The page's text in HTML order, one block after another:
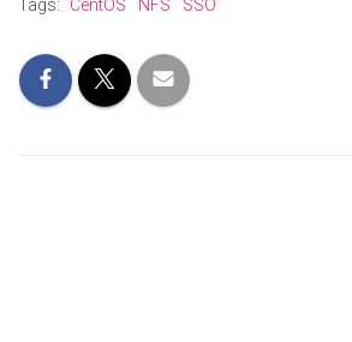
Tags: CentOS NFS SSO